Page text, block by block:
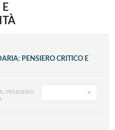
PENSIERO CRITICO E
PENSIERO